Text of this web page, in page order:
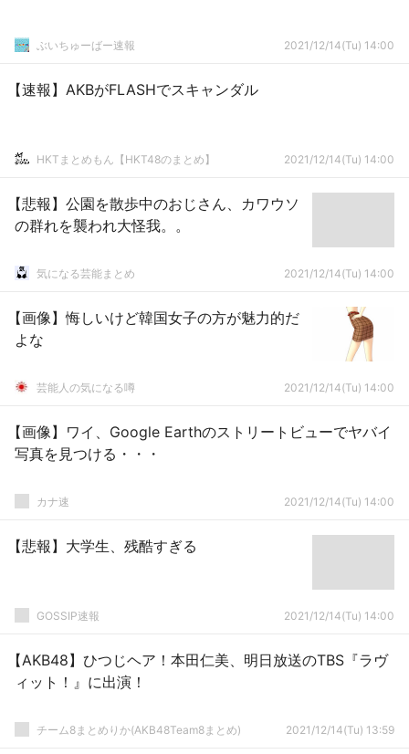
ぶいちゅーばー速報 2021/12/14(Tu) 14:00
【速報】AKBがFLASHでスキャンダル
HKTまとめもん【HKT48のまとめ】 2021/12/14(Tu) 14:00
【悲報】公園を散歩中のおじさん、カワウソ
の群れを襲われ大怪我。。
気になる芸能まとめ 2021/12/14(Tu) 14:00
【画像】悔しいけど韓国女子の方が魅力的だ
よな
芸能人の気になる噂 2021/12/14(Tu) 14:00
【画像】ワイ、Google Earthのストリートビューでヤバイ
写真を見つける・・・
カナ速 2021/12/14(Tu) 14:00
【悲報】大学生、残酷すぎる
GOSSIP速報 2021/12/14(Tu) 14:00
【AKB48】ひつじヘア！本田仁美、明日放送のTBS『ラヴ
ィット！』に出演！
チーム8まとめりか(AKB48Team8まとめ) 2021/12/14(Tu) 13:59